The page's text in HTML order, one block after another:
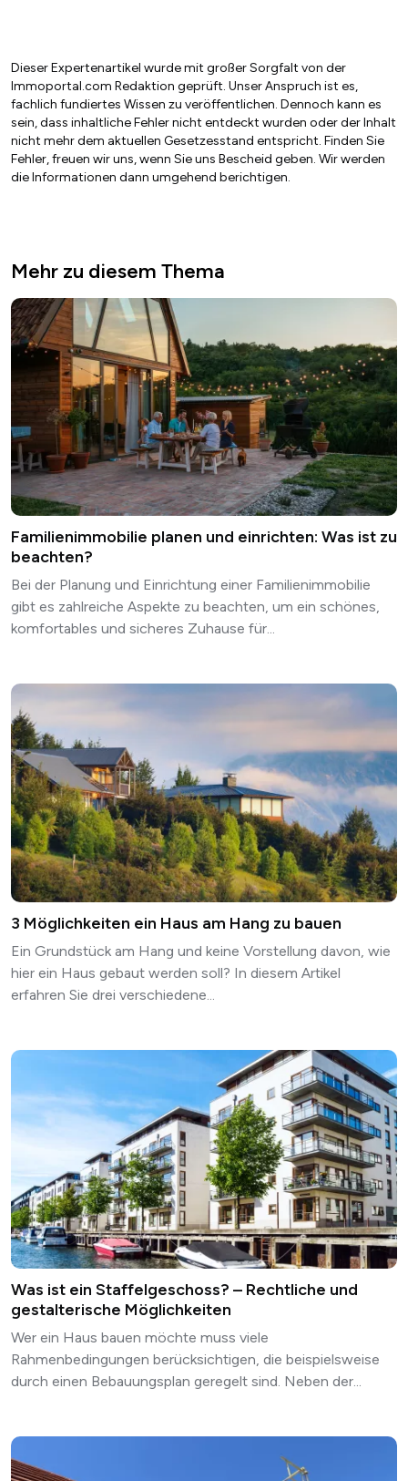
Dieser Expertenartikel wurde mit großer Sorgfalt von der
Immoportal.com Redaktion geprüft. Unser Anspruch ist es,
fachlich fundiertes Wissen zu veröffentlichen. Dennoch kann es
sein, dass inhaltliche Fehler nicht entdeckt wurden oder der Inhalt
nicht mehr dem aktuellen Gesetzesstand entspricht. Finden Sie
Fehler, freuen wir uns, wenn Sie uns Bescheid geben. Wir werden
die Informationen dann umgehend berichtigen.
Mehr zu diesem Thema
Familienimmobilie planen und einrichten: Was ist zu
beachten?
Bei der Planung und Einrichtung einer Familienimmobilie
gibt es zahlreiche Aspekte zu beachten, um ein schönes,
komfortables und sicheres Zuhause für...
3 Möglichkeiten ein Haus am Hang zu bauen
Ein Grundstück am Hang und keine Vorstellung davon, wie
hier ein Haus gebaut werden soll? In diesem Artikel
erfahren Sie drei verschiedene...
Was ist ein Staffelgeschoss? – Rechtliche und
gestalterische Möglichkeiten
Wer ein Haus bauen möchte muss viele
Rahmenbedingungen berücksichtigen, die beispielsweise
durch einen Bebauungsplan geregelt sind. Neben der...